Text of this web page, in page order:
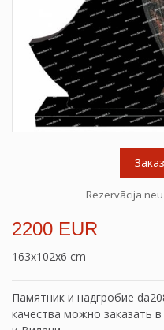
Rezervācija
2200 EUR
163x102x6 cm
Памятник и надгробие
качества можно заказать